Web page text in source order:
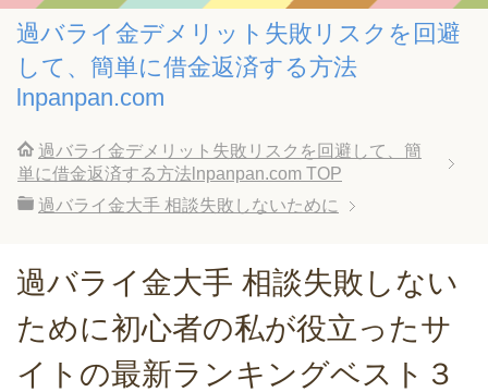
過バライ金デメリット失敗リスクを回避
して、簡単に借金返済する方法
lnpanpan.com
過バライ金デメリット失敗リスクを回避して、簡
単に借金返済する方法lnpanpan.com TOP
過バライ金大手 相談失敗しないために
過バライ金大手 相談失敗しない
ために初心者の私が役立ったサ
イトの最新ランキングベスト３